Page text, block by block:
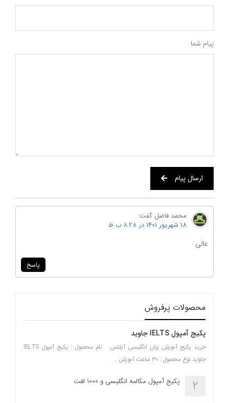
پیام شما
ارسال پیام
محمد فاضل گفت:
18 شهریور 1401 در 8:28 ب.ظ
عالی
پاسخ
محصولات پرفروش
پکیج آمپول IELTS جاوید
خرید پکیج آموزش زبان انگلیسی آیلتس نام محصول : پکیج آمپول IELTS
جاوید نوع محصول : ۳۰ ساعت آموزش …
2 پکیج آمپول مکالمه انگلیسی و 1000 لغت